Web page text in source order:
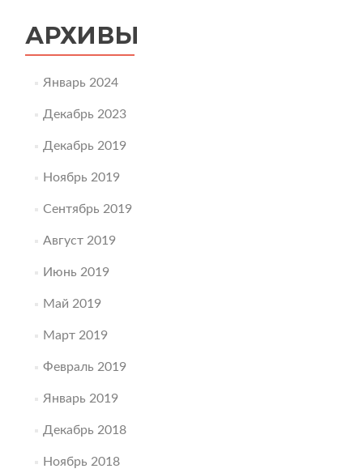
АРХИВЫ
Январь 2024
Декабрь 2023
Декабрь 2019
Ноябрь 2019
Сентябрь 2019
Август 2019
Июнь 2019
Май 2019
Март 2019
Февраль 2019
Январь 2019
Декабрь 2018
Ноябрь 2018